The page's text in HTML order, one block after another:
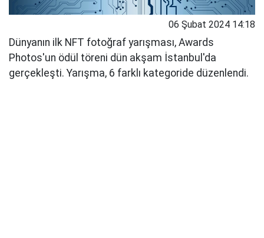
06 Şubat 2024 14:18
Dünyanın ilk NFT fotoğraf yarışması, Awards
Photos'un ödül töreni dün akşam İstanbul'da
gerçekleşti. Yarışma, 6 farklı kategoride düzenlendi.